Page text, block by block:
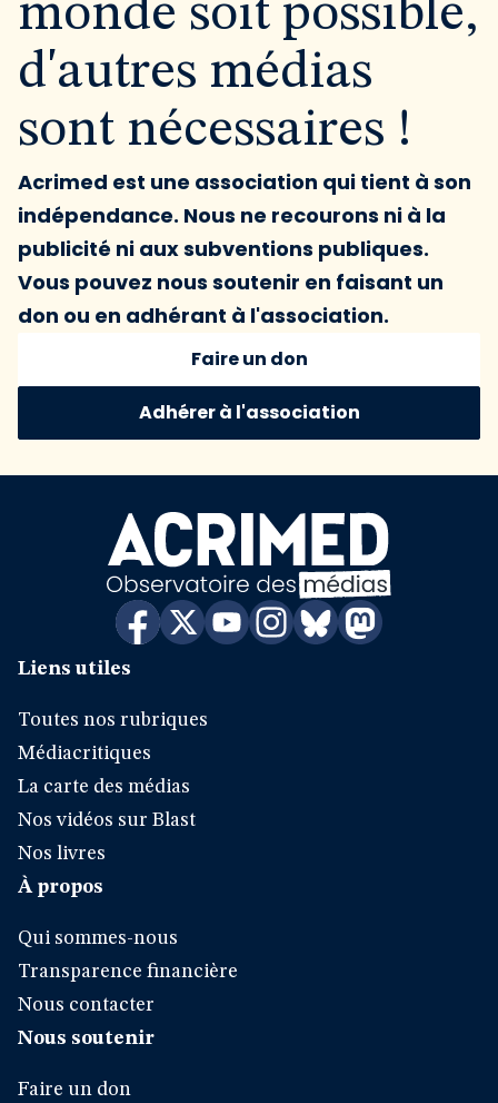
monde soit possible,
d'autres médias
sont nécessaires !
Acrimed est une association qui tient à son
indépendance. Nous ne recourons ni à la
publicité ni aux subventions publiques.
Vous pouvez nous soutenir en faisant un
don ou en adhérant à l'association.
Faire un don
Adhérer à l'association
Liens utiles
Toutes nos rubriques
Médiacritiques
La carte des médias
Nos vidéos sur Blast
Nos livres
À propos
Qui sommes-nous
Transparence financière
Nous contacter
Nous soutenir
Faire un don